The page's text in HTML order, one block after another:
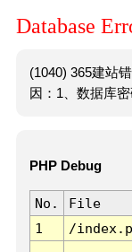
Database
(1040) 365建站
因：1、数据库
PHP Debug
No. File
1
/